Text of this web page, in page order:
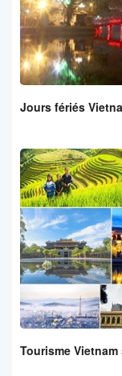
Jours fériés
Tourisme